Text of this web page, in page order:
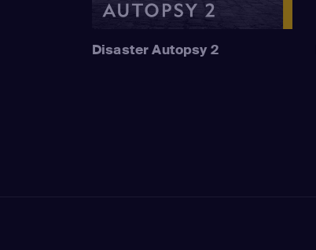
Disaster Autopsy 2